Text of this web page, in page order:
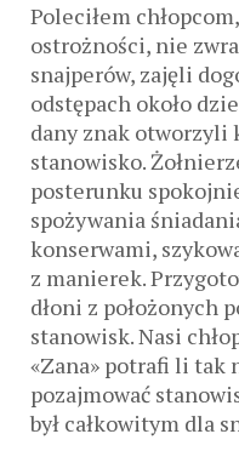
Poleciłem
ostrożności, nie
snajperów, zajęli
odstępach około
dany znak otworzyli
stanowisko.
posterunku
spożywania
konserwami,
z manierek.
dłoni z położonych
stanowisk. Nasi
«Zana» potrafi li tak
pozajmować
był całkowitym dla